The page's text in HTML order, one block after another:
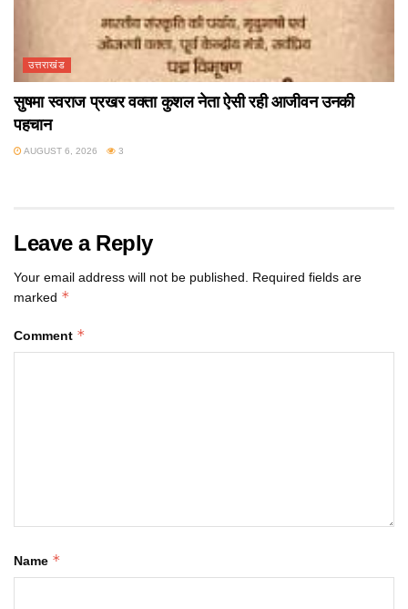
उत्तराखंड
सुषमा स्वराज प्रखर वक्ता कुशल नेता ऐसी रही आजीवन उनकी
पहचान
AUGUST 6, 2026 3
Leave a Reply
Your email address will not be published. Required fields are
marked *
Comment *
Name *